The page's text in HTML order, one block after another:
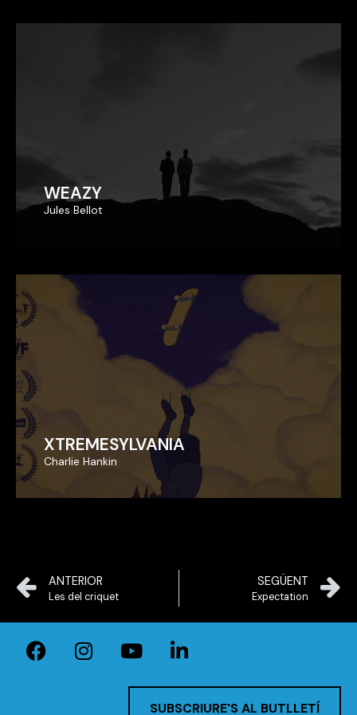
WEAZY
Jules Bellot
WEAZY
Jules Bellot
XTREMESYLVANIA
Charlie Hankin
XTREMESYLVANIA
Charlie Hankin
ANTERIOR
Les del criquet
SEGÜENT
Expectation
SUBSCRIURE'S AL BUTLLETÍ